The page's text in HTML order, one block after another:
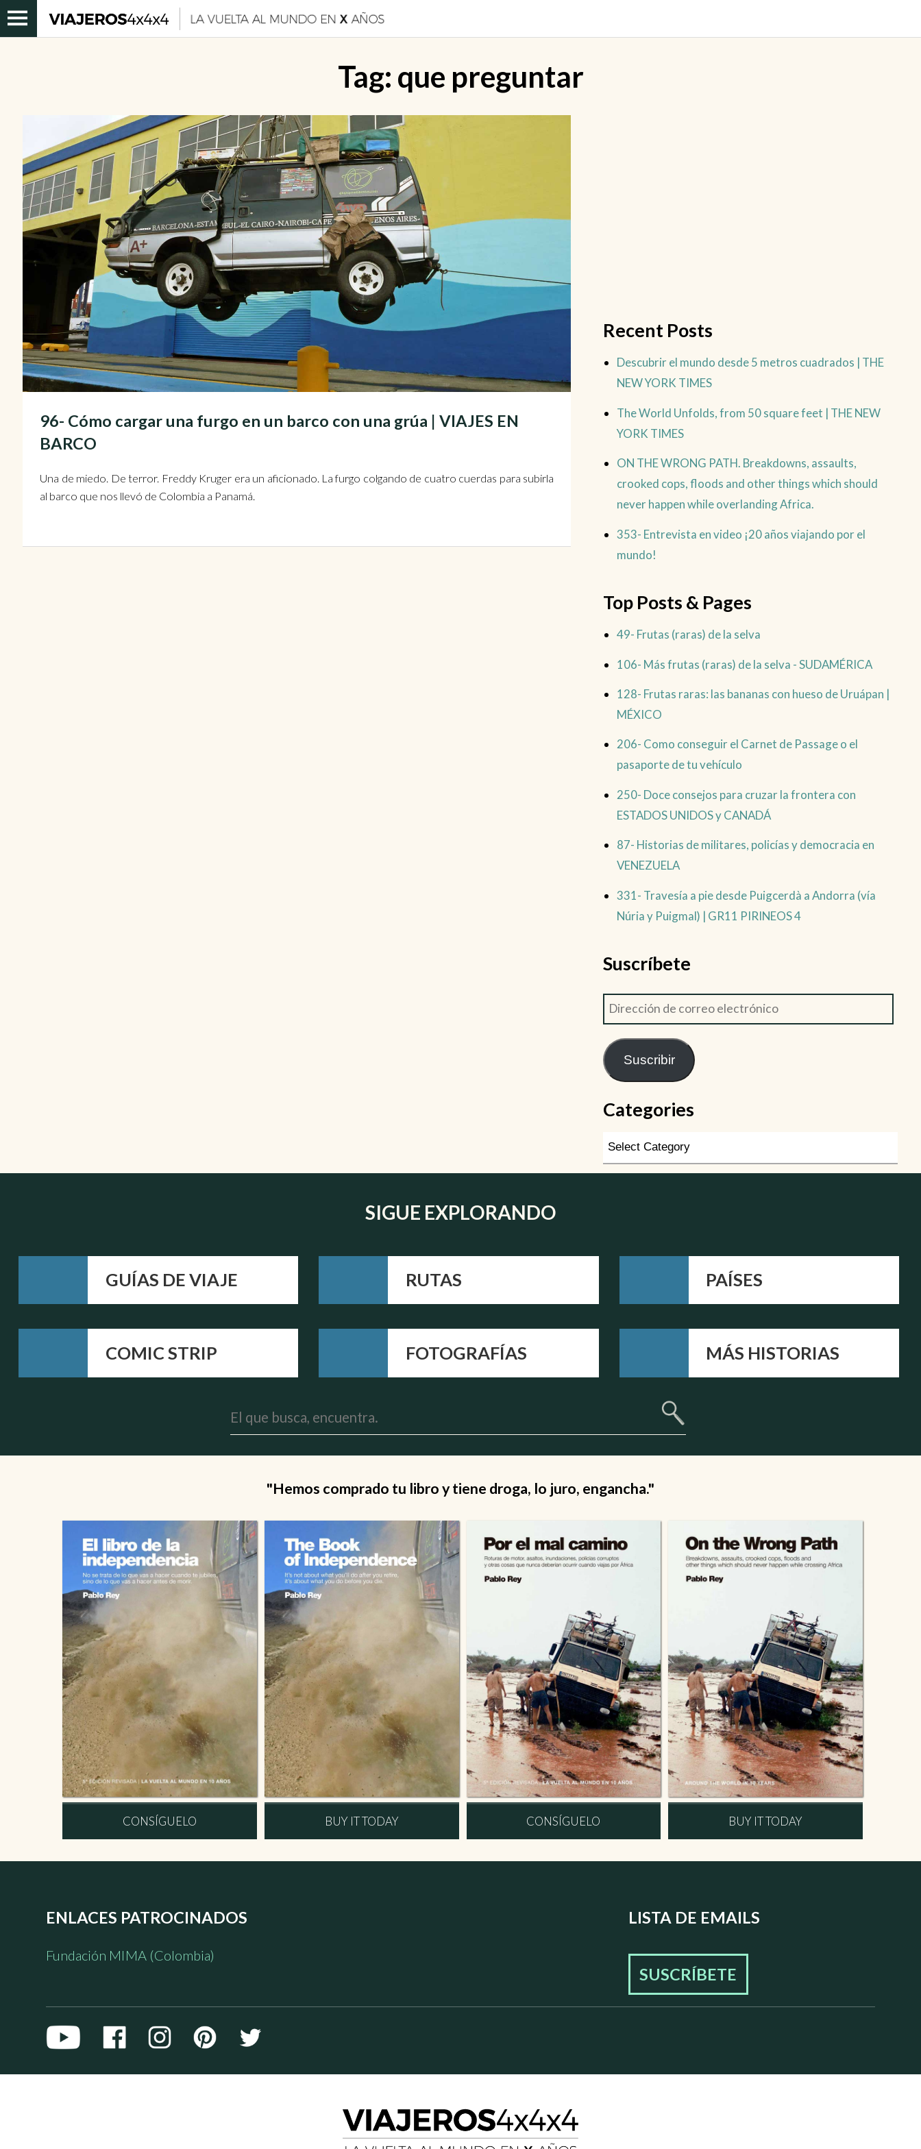
Tag: que preguntar
96- Cómo cargar una furgo en un barco con una grúa | VIAJES EN
BARCO
Una de miedo. De terror. Freddy Kruger era un aficionado. La furgo colgando de cuatro cuerdas para subirla
al barco que nos llevó de Colombia a Panamá.
Recent Posts
Descubrir el mundo desde 5 metros cuadrados | THE
NEW YORK TIMES
The World Unfolds, from 50 square feet | THE NEW
YORK TIMES
ON THE WRONG PATH. Breakdowns, assaults,
crooked cops, floods and other things which should
never happen while overlanding Africa.
353- Entrevista en video ¡20 años viajando por el
mundo!
Top Posts & Pages
49- Frutas (raras) de la selva
106- Más frutas (raras) de la selva - SUDAMÉRICA
128- Frutas raras: las bananas con hueso de Uruápan |
MÉXICO
206- Como conseguir el Carnet de Passage o el
pasaporte de tu vehículo
250- Doce consejos para cruzar la frontera con
ESTADOS UNIDOS y CANADÁ
87- Historias de militares, policías y democracia en
VENEZUELA
331- Travesía a pie desde Puigcerdà a Andorra (vía
Núria y Puigmal) | GR11 PIRINEOS 4
Suscríbete
Suscribir
Categories
SIGUE EXPLORANDO
GUÍAS DE VIAJE RUTAS PAÍSES
COMIC STRIP FOTOGRAFÍAS MÁS HISTORIAS
"Hemos comprado tu libro y tiene droga, lo juro, engancha."
CONSÍGUELO BUY IT TODAY CONSÍGUELO BUY IT TODAY
ENLACES PATROCINADOS
Fundación MIMA (Colombia)
LISTA DE EMAILS
SUSCRÍBETE